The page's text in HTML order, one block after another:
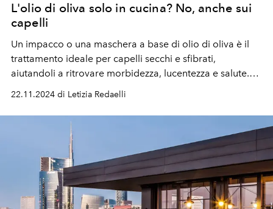
L'olio di oliva solo in cucina? No, anche sui
capelli
Un impacco o una maschera a base di olio di oliva è il
trattamento ideale per capelli secchi e sfibrati,
aiutandoli a ritrovare morbidezza, lucentezza e salute.
Grazie alla sua ricchezza di vitamine e nutrienti, l'olio
causati da umidità, smog e trattamenti chimici come le
22.11.2024 di Letizia Redaelli